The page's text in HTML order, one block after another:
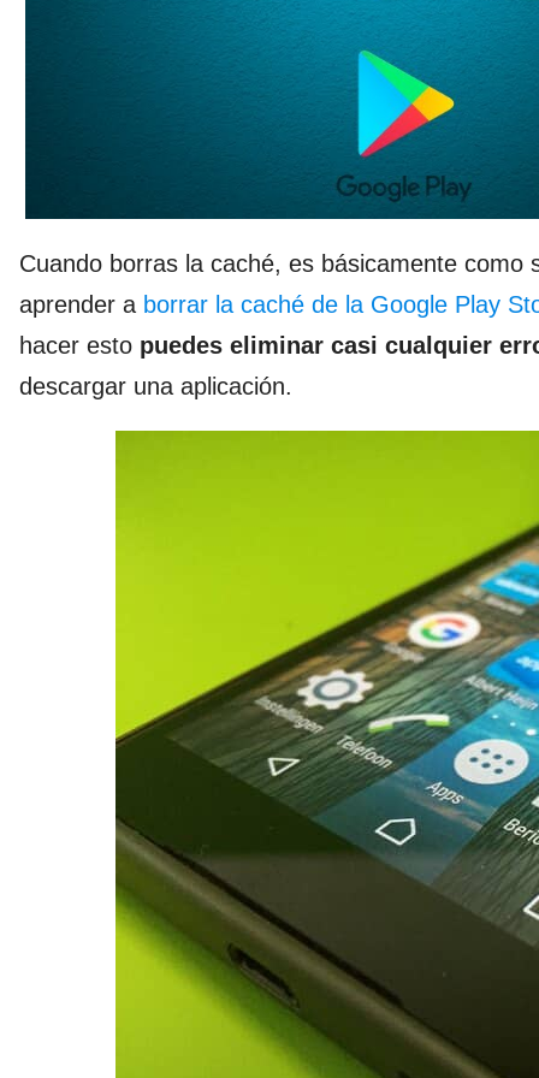
Cuando borras la caché, es básicamente
aprender a borrar la caché de la Google Play
hacer esto puedes eliminar casi cualquier
descargar una aplicación.